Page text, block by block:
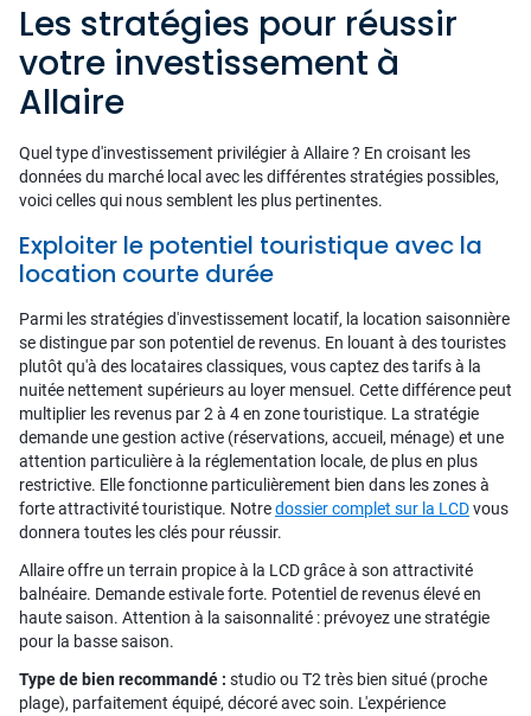
Les stratégies pour réussir
votre investissement à
Allaire
Quel type d'investissement privilégier à Allaire ? En croisant les
données du marché local avec les différentes stratégies possibles,
voici celles qui nous semblent les plus pertinentes.
Exploiter le potentiel touristique avec la
location courte durée
Parmi les stratégies d'investissement locatif, la location saisonnière
se distingue par son potentiel de revenus. En louant à des touristes
plutôt qu'à des locataires classiques, vous captez des tarifs à la
nuitée nettement supérieurs au loyer mensuel. Cette différence peut
multiplier les revenus par 2 à 4 en zone touristique. La stratégie
demande une gestion active (réservations, accueil, ménage) et une
attention particulière à la réglementation locale, de plus en plus
restrictive. Elle fonctionne particulièrement bien dans les zones à
forte attractivité touristique. Notredossier complet sur la LCDvous
donnera toutes les clés pour réussir.
Allaire offre un terrain propice à la LCD grâce à son attractivité
balnéaire. Demande estivale forte. Potentiel de revenus élevé en
haute saison. Attention à la saisonnalité : prévoyez une stratégie
pour la basse saison.
Type de bien recommandé : studio ou T2 très bien situé (proche
plage), parfaitement équipé, décoré avec soin. L'expérience